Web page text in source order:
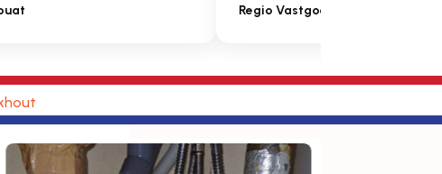
Jordy Mayer